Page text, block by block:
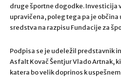
druge športne dogodke. Investicija
upravičena, poleg tega pa je
sredstva na razpisu Fundacije za
Podpisa se je udeležil predstavnik
Asfalt Kovač Šentjur Vlado Artnak,
katera bo velik doprinos k